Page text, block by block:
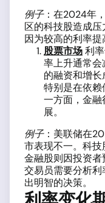
例子：在2024年
区的科技股造成压
因为较高的利率提
股票市场利
率上升通常
的融资和增长
特别是在依
一方面，金
展。
例子：美联储在
市表现不一。科
金融股则因投资者
交易员需要分析
出明智的决策。